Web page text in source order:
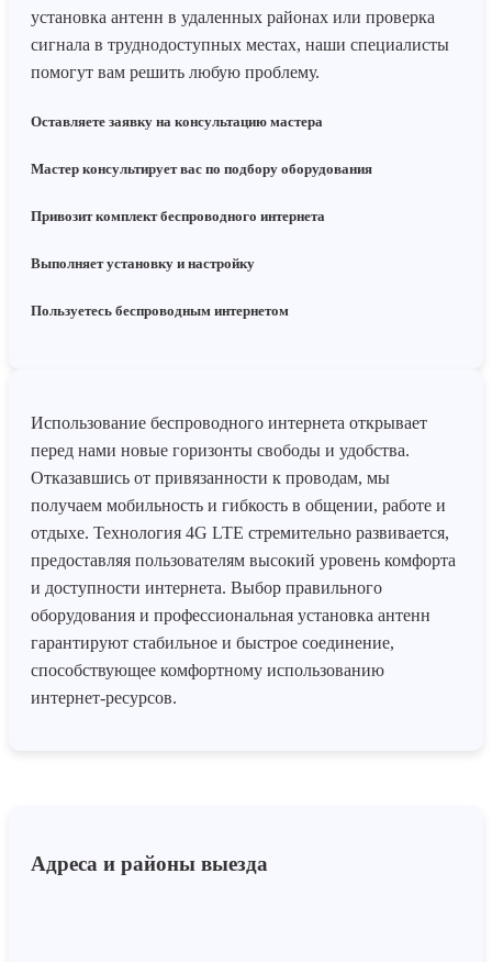
установка антенн в удаленных районах или проверка
сигнала в труднодоступных местах, наши специалисты
помогут вам решить любую проблему.
Оставляете заявку на консультацию мастера
Мастер консультирует вас по подбору оборудования
Привозит комплект беспроводного интернета
Выполняет установку и настройку
Пользуетесь беспроводным интернетом
Использование беспроводного интернета открывает
перед нами новые горизонты свободы и удобства.
Отказавшись от привязанности к проводам, мы
получаем мобильность и гибкость в общении, работе и
отдыхе. Технология 4G LTE стремительно развивается,
предоставляя пользователям высокий уровень комфорта
и доступности интернета. Выбор правильного
оборудования и профессиональная установка антенн
гарантируют стабильное и быстрое соединение,
способствующее комфортному использованию
интернет-ресурсов.
Адреса и районы выезда